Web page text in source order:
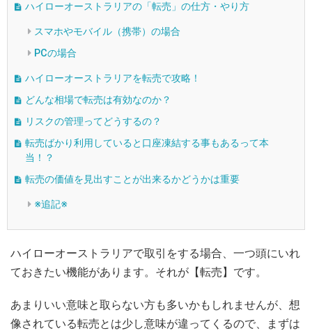
ハイローオーストラリアの「転売」の仕方・やり方
スマホやモバイル（携帯）の場合
PCの場合
ハイローオーストラリアを転売で攻略！
どんな相場で転売は有効なのか？
リスクの管理ってどうするの？
転売ばかり利用していると口座凍結する事もあるって本
当！？
転売の価値を見出すことが出来るかどうかは重要
※追記※
ハイローオーストラリアで取引をする場合、一つ頭にいれ
ておきたい機能があります。それが【転売】です。
あまりいい意味と取らない方も多いかもしれませんが、想
像されている転売とは少し意味が違ってくるので、まずは